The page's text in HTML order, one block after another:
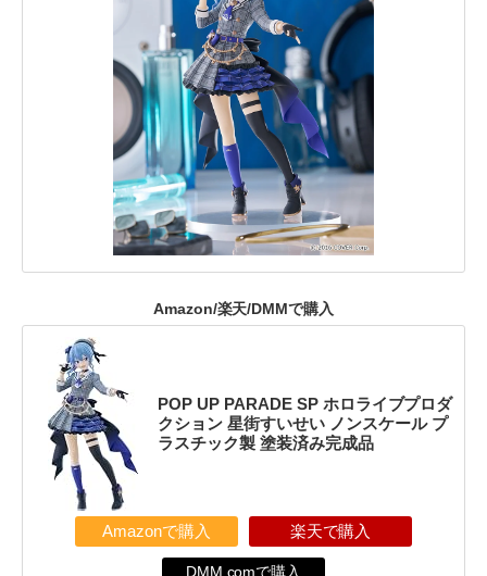
Amazon/楽天/DMMで購入
POP UP PARADE SP ホロライブプロダ
クション 星街すいせい ノンスケール プ
ラスチック製 塗装済み完成品
Amazonで購入 楽天で購入
DMM.comで購入